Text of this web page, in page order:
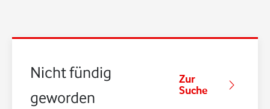
Nicht fündig
geworden?
Zur
Suche